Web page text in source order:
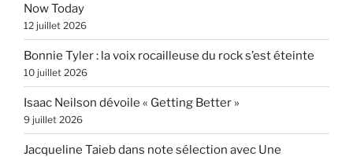
Now Today
12 juillet 2026
Bonnie Tyler : la voix rocailleuse du rock s’est éteinte
10 juillet 2026
Isaac Neilson dévoile « Getting Better »
9 juillet 2026
Jacqueline Taieb dans note sélection avec Une